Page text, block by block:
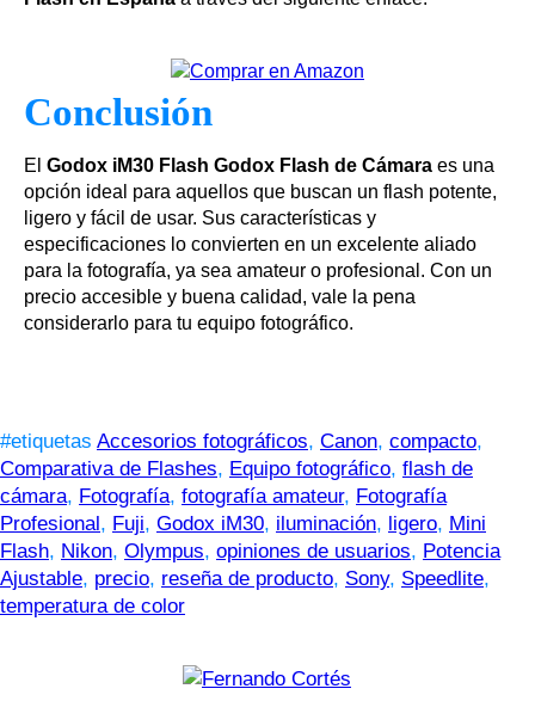
Conclusión
El Godox iM30 Flash Godox Flash de Cámara es una
opción ideal para aquellos que buscan un flash potente,
ligero y fácil de usar. Sus características y
especificaciones lo convierten en un excelente aliado
para la fotografía, ya sea amateur o profesional. Con un
precio accesible y buena calidad, vale la pena
considerarlo para tu equipo fotográfico.
#etiquetas Accesorios fotográficos, Canon, compacto,
Comparativa de Flashes, Equipo fotográfico, flash de
cámara, Fotografía, fotografía amateur, Fotografía
Profesional , Fuji, Godox iM30, iluminación, ligero, Mini
Flash, Nikon, Olympus, opiniones de usuarios, Potencia
Ajustable, precio, reseña de producto, Sony, Speedlite,
temperatura de color